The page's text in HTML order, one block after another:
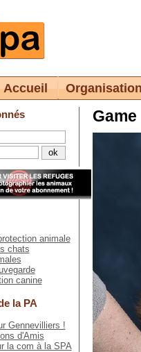
Accueil
animale
chats
canine
la PA
Gennevilliers !
d'Amis
la com à la SPA
Game